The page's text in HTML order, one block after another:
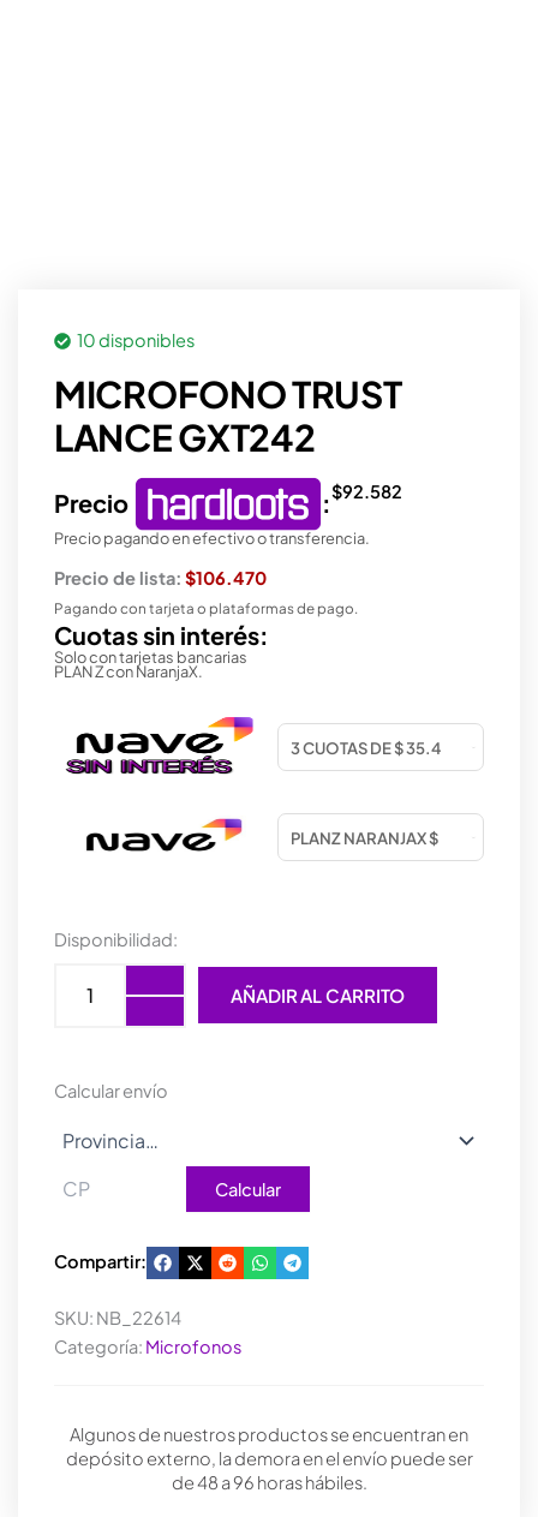
10 disponibles
MICROFONO TRUST
LANCE GXT242
Precio :$92.582
Precio pagando en efectivo o transferencia.
Precio de lista: $106.470
Pagando con tarjeta o plataformas de pago.
Cuotas sin interés:
Solo con tarjetas bancarias
PLAN Z con NaranjaX.
Disponibilidad:
MICROFONO
LANCE
GXT242
AÑADIR AL CARRITO
Calcular envío
Calcular
Compartir:
SKU: NB_22614
Categoría: Microfonos
Algunos de nuestros productos se encuentran en
depósito externo, la demora en el envío puede ser
de 48 a 96 horas hábiles.